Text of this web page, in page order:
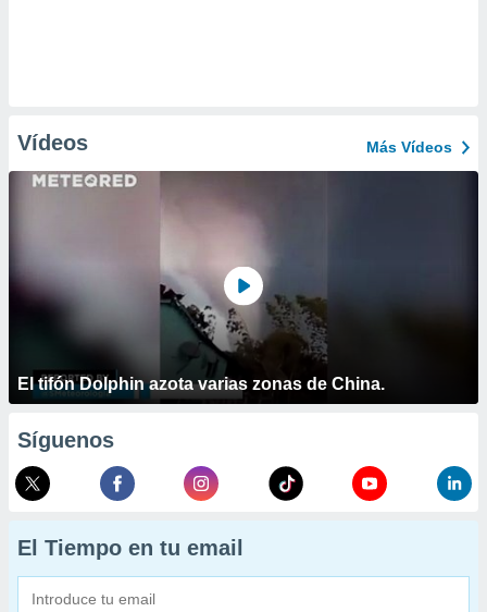
Vídeos Más Vídeos
El tifón Dolphin azota varias zonas de China.
Síguenos
El Tiempo en tu email